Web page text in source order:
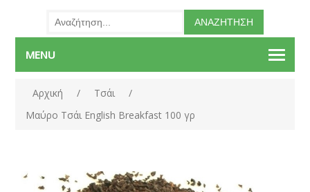
MENU
Αρχική / Τσάι
/
Μαύρο Τσάι English Breakfast 100 γρ